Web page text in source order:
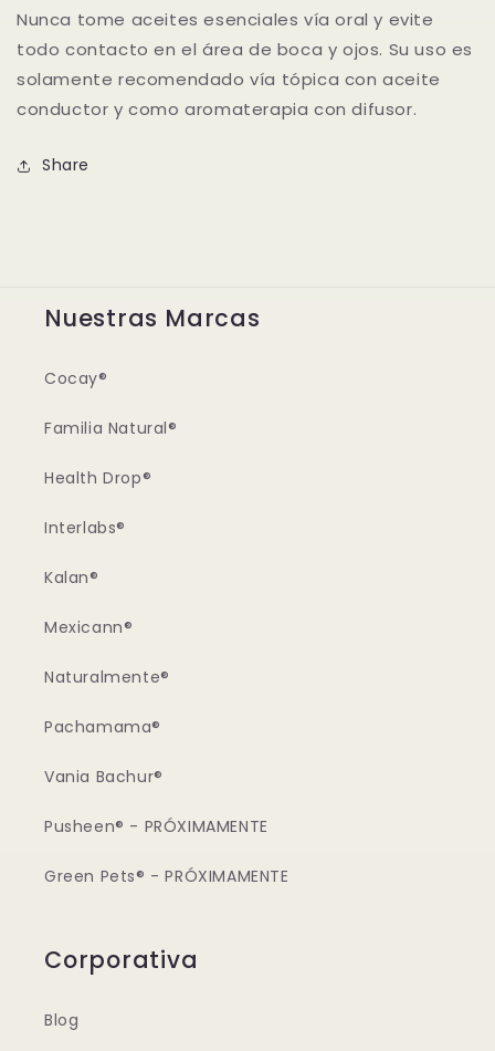
Nunca tome aceites esenciales vía oral y evite
todo contacto en el área de boca y ojos. Su uso es
solamente recomendado vía tópica con aceite
conductor y como aromaterapia con difusor.
Share
Nuestras Marcas
Cocay®
Familia Natural®
Health Drop®
Interlabs®
Kalan®
Mexicann®
Naturalmente®
Pachamama®
Vania Bachur®
Pusheen® - PRÓXIMAMENTE
Green Pets® - PRÓXIMAMENTE
Corporativa
Blog